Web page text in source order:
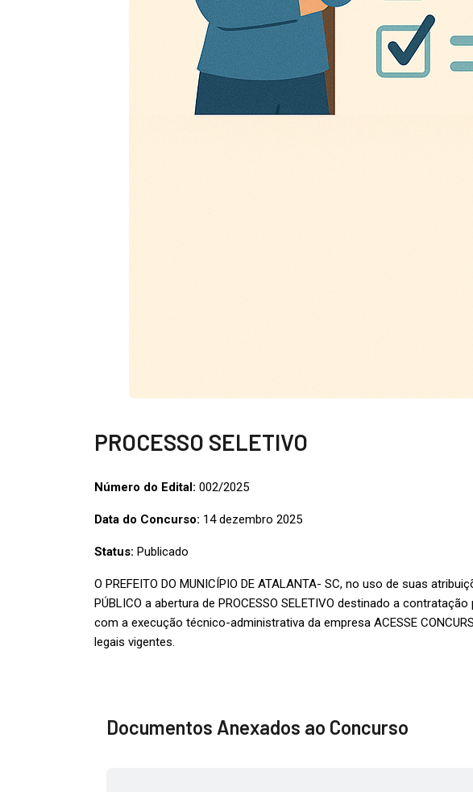
PROCESSO SELETIVO
Número do Edital: 002/2025
Data do Concurso: 14 dezembro 2025
Status: Publicado
O PREFEITO DO MUNICÍPIO DE ATALANTA- SC, no uso de suas
PÚBLICO a abertura de PROCESSO SELETIVO destinado a
com a execução técnico-administrativa da empresa ACESSE
legais vigentes.
Documentos Anexados ao Concurso